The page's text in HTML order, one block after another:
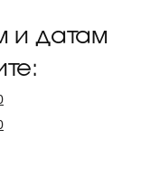
и датам